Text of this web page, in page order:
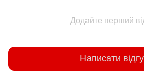
Додайте перший
Написати